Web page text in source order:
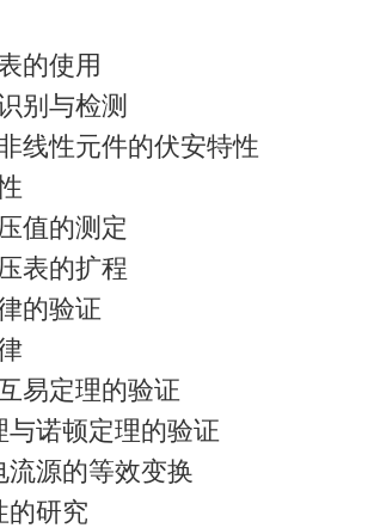
的使用
别与检测
线性元件的伏安特性
值的测定
表的扩程
的验证
易定理的验证
与诺顿定理的验证
流源的等效变换
的研究